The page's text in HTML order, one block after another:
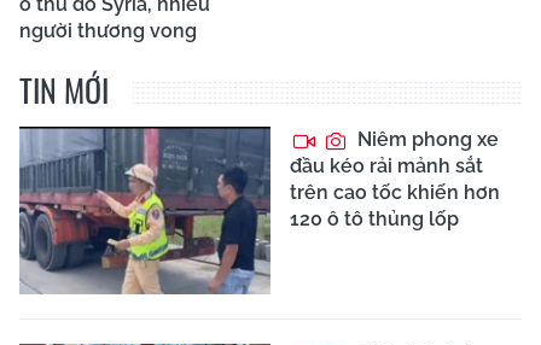
người thương vong
TIN MỚI
Niêm phong xe
đầu kéo rải mảnh sắt
trên cao tốc khiến hơn
120 ô tô thủng lốp